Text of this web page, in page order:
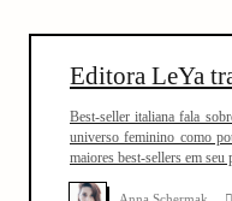
Editora LeYa
Best-seller italiana fala
universo feminino como
maiores best-sellers em